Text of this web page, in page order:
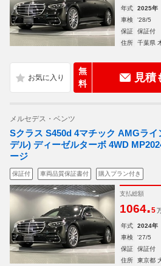
年式 2025年
車検
'28/5
保証
保証付
住所
千葉県
無
料
見積
メルセデス・ベンツ
Sクラス S450d 4マチック AMGラ
デル) ディーゼルターボ 4WD
ージ
保証付 車両品質保証書付 購入プラン付き
支払総額
1064.5
年式 2024年
車検
'27/5
保証
保証付
住所
東京都